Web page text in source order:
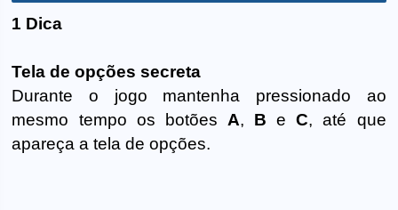
1 Dica
Tela de opções secreta
Durante o jogo mantenha pressionado ao
mesmo tempo os botões A, B eC, até que
apareça a tela de opções.